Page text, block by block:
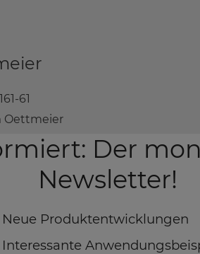
61
Oettmeier
Der
Newsletter!
Neue Produktentwicklungen
Interessante